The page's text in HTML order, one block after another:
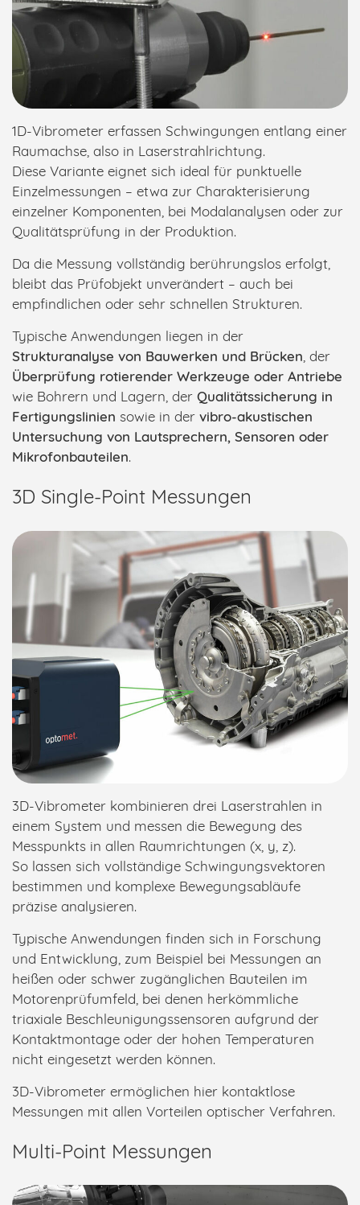
1D-Vibrometer erfassen Schwingungen entlang einer
Raumachse, also in Laserstrahlrichtung.
Diese Variante eignet sich ideal für punktuelle
Einzelmessungen – etwa zur Charakterisierung
einzelner Komponenten, bei Modalanalysen oder zur
Qualitätsprüfung in der Produktion.
Da die Messung vollständig berührungslos erfolgt,
bleibt das Prüfobjekt unverändert – auch bei
empfindlichen oder sehr schnellen Strukturen.
Typische Anwendungen liegen in der
Strukturanalyse von Bauwerken und Brücken, der
Überprüfung rotierender Werkzeuge oder Antriebe
wie Bohrern und Lagern, der Qualitätssicherung in
Fertigungslinien sowie in der vibro-akustischen
Untersuchung von Lautsprechern, Sensoren oder
Mikrofonbauteilen.
3D Single-Point Messungen
3D-Vibrometer kombinieren drei Laserstrahlen in
einem System und messen die Bewegung des
Messpunkts in allen Raumrichtungen (x, y, z).
So lassen sich vollständige Schwingungsvektoren
bestimmen und komplexe Bewegungsabläufe
präzise analysieren.
Typische Anwendungen finden sich in Forschung
und Entwicklung, zum Beispiel bei Messungen an
heißen oder schwer zugänglichen Bauteilen im
Motorenprüfumfeld, bei denen herkömmliche
triaxiale Beschleunigungssensoren aufgrund der
Kontaktmontage oder der hohen Temperaturen
nicht eingesetzt werden können.
3D-Vibrometer ermöglichen hier kontaktlose
Messungen mit allen Vorteilen optischer Verfahren.
Multi-Point Messungen